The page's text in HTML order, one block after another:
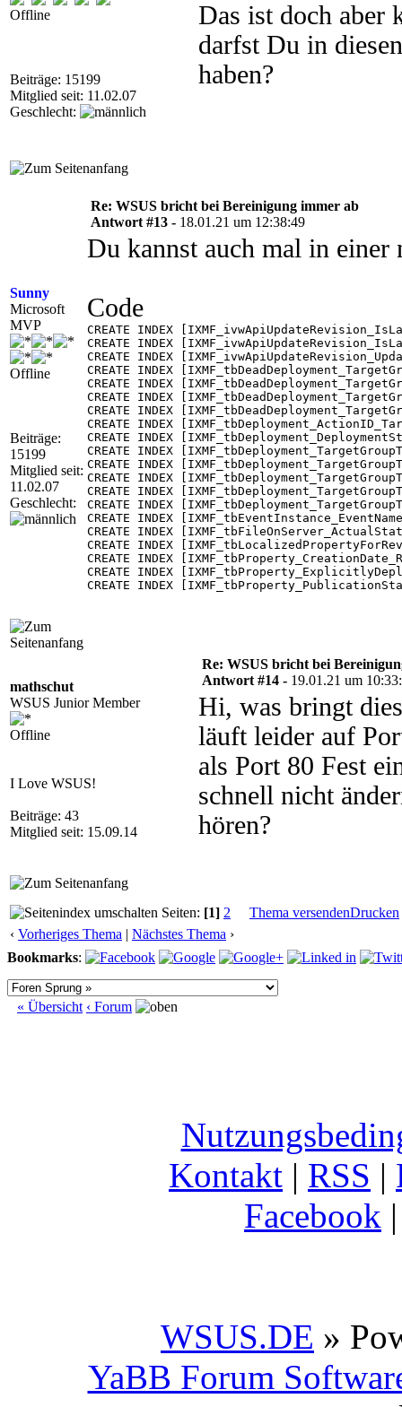
Offline
Beiträge: 15199
Mitglied seit: 11.02.07
Geschlecht:
Das ist doch aber
darfst Du in
haben?
Sunny
Microsoft
MVP
Offline
Beiträge:
15199
Mitglied seit:
11.02.07
Geschlecht:
Re: WSUS bricht bei Bereinigung immer ab
Antwort #13 - 18.01.21 um 12:38:49
Du kannst auch mal in einer
Code
CREATE INDEX
CREATE INDEX
CREATE INDEX
CREATE INDEX
CREATE INDEX
CREATE INDEX
CREATE INDEX
CREATE INDEX
CREATE INDEX
CREATE INDEX
CREATE INDEX
CREATE INDEX
CREATE INDEX
CREATE INDEX
CREATE INDEX
CREATE INDEX
CREATE INDEX
CREATE INDEX
CREATE INDEX
CREATE INDEX
CREATE INDEX
CREATE INDEX
CREATE INDEX [IXMF_tbUpdate_IsHidden]
CREATE INDEX
CREATE INDEX
CREATE INDEX
CREATE INDEX
CREATE INDEX
mathschut
WSUS Junior Member
Offline
I Love WSUS!
Beiträge: 43
Mitglied seit: 15.09.14
Re: WSUS bricht bei
Antwort #14 - 19.01.21 um
Hi, was bringt
läuft leider auf
als Port 80 Fest
schnell nicht
hören?
Seiten: [1] 2 Thema versendenDrucken
‹ Vorheriges Thema | Nächstes Thema ›
Bookmarks:
« Übersicht ‹ Forum
Kontakt | RSS |
Facebook
WSUS.DE »
YaBB Forum